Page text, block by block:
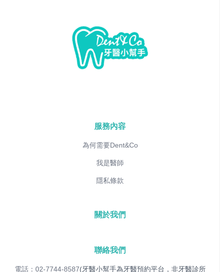
服務內容
為何需要Dent&Co
我是醫師
隱私條款
關於我們
聯絡我們
電話：02-7744-8587(牙醫小幫手為牙醫預約平台，非牙醫診所